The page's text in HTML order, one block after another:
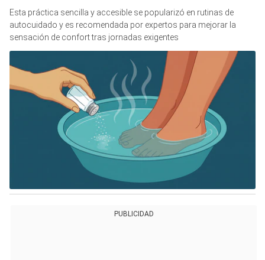
Esta práctica sencilla y accesible se popularizó en rutinas de
autocuidado y es recomendada por expertos para mejorar la
sensación de confort tras jornadas exigentes
PUBLICIDAD